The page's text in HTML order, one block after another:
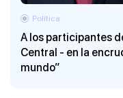
A los participantes
Central - en la
mundo”
Política